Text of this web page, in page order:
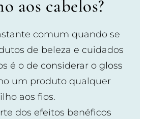
aos cabelos?
comum quando se
de beleza e cuidados
é o de considerar o gloss
um produto qualquer
aos fios.
dos efeitos benéficos